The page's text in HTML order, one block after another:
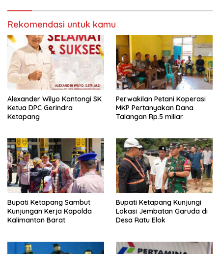
Rekomendasi untuk kamu
Alexander Wilyo Kantongi SK
Ketua DPC Gerindra
Ketapang
Perwakilan Petani Koperasi
MKP Pertanyakan Dana
Talangan Rp.5 miliar
Bupati Ketapang Sambut
Kunjungan Kerja Kapolda
Kalimantan Barat
Bupati Ketapang Kunjungi
Lokasi Jembatan Garuda di
Desa Ratu Elok